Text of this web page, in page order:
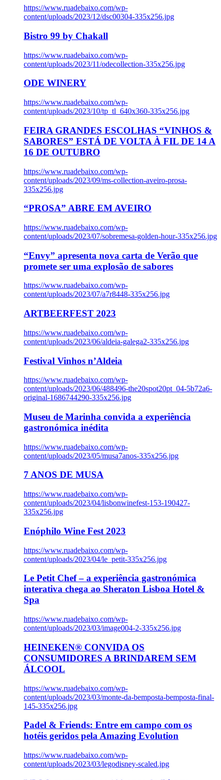
https://www.ruadebaixo.com/wp-
content/uploads/2023/12/dsc00304-335x256.jpg
Bistro 99 by Chakall
https://www.ruadebaixo.com/wp-
content/uploads/2023/11/odecollection-335x256.jpg
ODE WINERY
https://www.ruadebaixo.com/wp-
content/uploads/2023/10/tp_tl_640x360-335x256.jpg
FEIRA GRANDES ESCOLHAS “VINHOS &
SABORES” ESTÁ DE VOLTA À FIL DE 14 A
16 DE OUTUBRO
https://www.ruadebaixo.com/wp-
content/uploads/2023/09/ms-collection-aveiro-prosa-
335x256.jpg
“PROSA” ABRE EM AVEIRO
https://www.ruadebaixo.com/wp-
content/uploads/2023/07/sobremesa-golden-hour-335x256.jpg
“Envy” apresenta nova carta de Verão que
promete ser uma explosão de sabores
https://www.ruadebaixo.com/wp-
content/uploads/2023/07/a7r8448-335x256.jpg
ARTBEERFEST 2023
https://www.ruadebaixo.com/wp-
content/uploads/2023/06/aldeia-galega2-335x256.jpg
Festival Vinhos n’Aldeia
https://www.ruadebaixo.com/wp-
content/uploads/2023/06/488496-the20spot20pt_04-5b72a6-
original-1686744290-335x256.jpg
Museu de Marinha convida a experiência
gastronómica inédita
https://www.ruadebaixo.com/wp-
content/uploads/2023/05/musa7anos-335x256.jpg
7 ANOS DE MUSA
https://www.ruadebaixo.com/wp-
content/uploads/2023/04/lisbonwinefest-153-190427-
335x256.jpg
Enóphilo Wine Fest 2023
https://www.ruadebaixo.com/wp-
content/uploads/2023/04/le_petit-335x256.jpg
Le Petit Chef – a experiência gastronómica
interativa chega ao Sheraton Lisboa Hotel &
Spa
https://www.ruadebaixo.com/wp-
content/uploads/2023/03/image004-2-335x256.jpg
HEINEKEN® CONVIDA OS
CONSUMIDORES A BRINDAREM SEM
ÁLCOOL
https://www.ruadebaixo.com/wp-
content/uploads/2023/03/monte-da-bemposta-bemposta-final-
145-335x256.jpg
Padel & Friends: Entre em campo com os
hotéis geridos pela Amazing Evolution
https://www.ruadebaixo.com/wp-
content/uploads/2023/03/legodisney-scaled.jpg